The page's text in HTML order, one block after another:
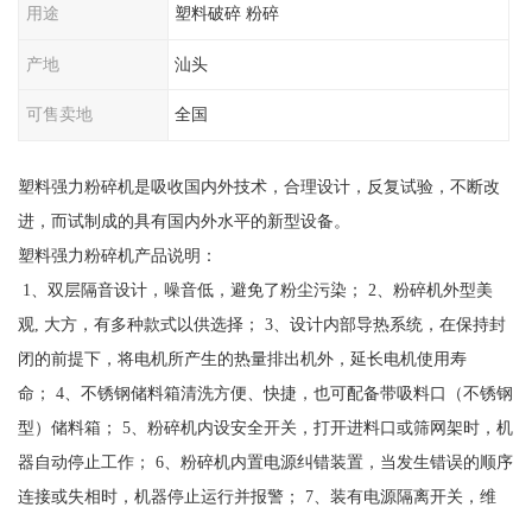
用途 塑料破碎 粉碎
产地 汕头
可售卖地 全国
塑料强力粉碎机是吸收国内外技术，合理设计，反复试验，不断改
进，而试制成的具有国内外水平的新型设备。
塑料强力粉碎机产品说明：
1、双层隔音设计，噪音低，避免了粉尘污染； 2、粉碎机外型美
观, 大方，有多种款式以供选择； 3、设计内部导热系统，在保持封
闭的前提下，将电机所产生的热量排出机外，延长电机使用寿
命； 4、不锈钢储料箱清洗方便、快捷，也可配备带吸料口（不锈钢
型）储料箱； 5、粉碎机内设安全开关，打开进料口或筛网架时，机
器自动停止工作； 6、粉碎机内置电源纠错装置，当发生错误的顺序
连接或失相时，机器停止运行并报警； 7、装有电源隔离开关，维